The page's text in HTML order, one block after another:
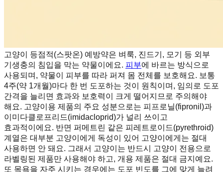
고양이 등점적(스팟온) 예방약은 벼룩, 진드기, 모기 등 외부
기생충의 침입을 막는 약물이에요. 피부에 바르는 방식으로
사용되며, 약물이 피부를 따라 퍼져 몸 전체를 보호해요. 보통
4주(약 1개월)마다 한 번 도포하는 것이 원칙이며, 임의로 도포
간격을 늘리면 효과와 보호력이 크게 떨어지므로 주의해야
해요. 고양이용 제품의 주요 성분으로는 피프로닐(fipronil)과
이미다클로프리드(imidacloprid)가 널리 쓰이고
효과적이에요. 반면 퍼메트린 같은 피레트로이드(pyrethroid)
계열은 대부분 고양이에게 독성이 있어 고양이에게는 절대
사용하면 안 돼요. 그래서 고양이는 반드시 고양이 전용으로
라벨링된 제품만 사용해야 하고, 개용 제품은 절대 금지예요.
또 목욕을 자주 시키는 경우에는 도포 빈도를 그에 맞게 늘려